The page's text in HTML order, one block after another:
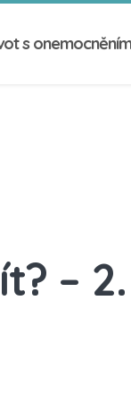
s onemocněním
–